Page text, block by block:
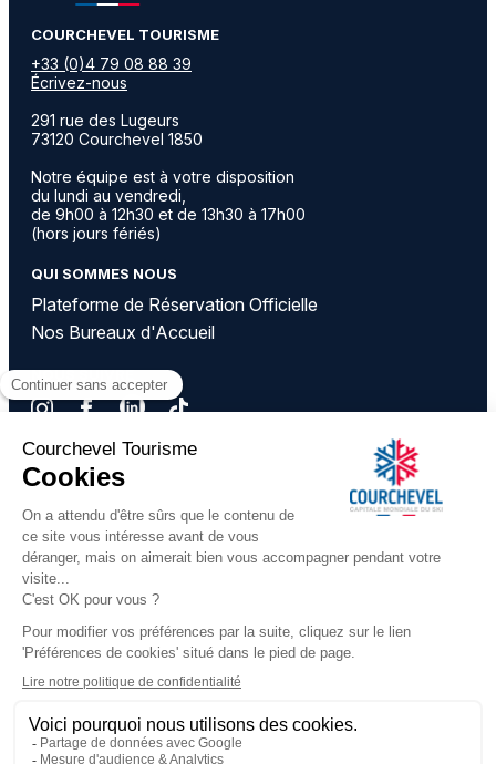
​COURCHEVEL TOURISME
+33 (0)4 79 08 88 39
Écrivez-nous
291 rue des Lugeurs
73120 Courchevel 1850
Notre équipe est à votre disposition
du lundi au vendredi,
de 9h00 à 12h30 et de 13h30 à 17h00
(hors jours fériés)
QUI SOMMES NOUS
Plateforme de Réservation Officielle
Nos Bureaux d'Accueil
NOUS SUIVRE
TÉLÉCHARGER NOS APPLICATIONS
DÉCOUVREZ LES VILLAGES DE COURCHEVEL
Courchevel 1850
Courchevel Moriond
Courchevel La Tania
Courchevel Saint Bon